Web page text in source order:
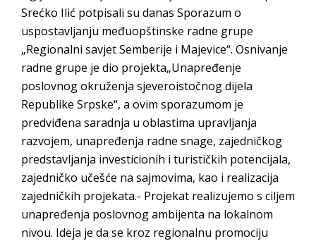
Srećko Ilić potpisali su danas Sporazum o
uspostavljanju međuopštinske radne grupe
„Regionalni savjet Semberije i Majevice“. Osnivanje
radne grupe je dio projekta„Unapređenje
poslovnog okruženja sjeveroistočnog dijela
Republike Srpske“, a ovim sporazumom je
predviđena saradnja u oblastima upravljanja
razvojem, unapređenja radne snage, zajedničkog
predstavljanja investicionih i turističkih potencijala,
zajedničko učešće na sajmovima, kao i realizacija
zajedničkih projekata.- Projekat realizujemo s ciljem
unapređenja poslovnog ambijenta na lokalnom
nivou. Ideja je da se kroz regionalnu promociju